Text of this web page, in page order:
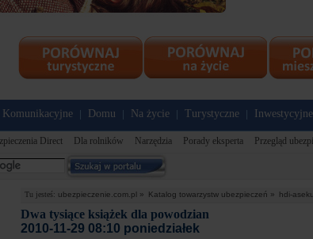
Komunikacyjne Domu Na życie Turystyczne Inwestycyjne
Direct Dla rolników Narzędzia Porady eksperta Przegląd
Tu jesteś: ubezpieczenie.com.pl » Katalog towarzystw ubezpieczeń » hdi-
Dwa tysiące książek dla powodzian
2010-11-29 08:10 poniedziałek